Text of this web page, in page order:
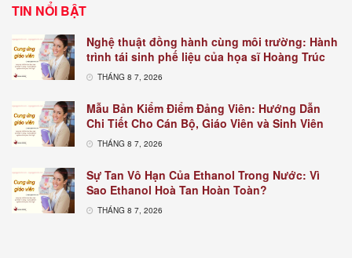
TIN NỔI BẬT
Nghệ thuật đồng hành cùng môi trường: Hành
trình tái sinh phế liệu của họa sĩ Hoàng Trúc
THÁNG 8 7, 2026
Mẫu Bản Kiểm Điểm Đảng Viên: Hướng Dẫn
Chi Tiết Cho Cán Bộ, Giáo Viên và Sinh Viên
THÁNG 8 7, 2026
Sự Tan Vô Hạn Của Ethanol Trong Nước: Vì
Sao Ethanol Hoà Tan Hoàn Toàn?
THÁNG 8 7, 2026